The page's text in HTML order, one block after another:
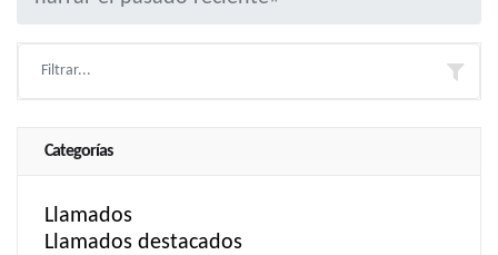
Categorías
Llamados
Llamados destacados